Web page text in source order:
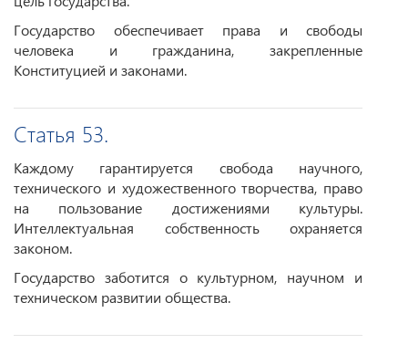
Государство обеспечивает права и свободы
человека и гражданина, закрепленные
Конституцией и законами.
Статья 53.
Каждому гарантируется свобода научного,
технического и художественного творчества, право
на пользование достижениями культуры.
Интеллектуальная собственность охраняется
законом.
Государство заботится о культурном, научном и
техническом развитии общества.